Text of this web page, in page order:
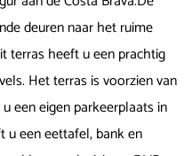
deuren naar het ruime
terras heeft u een prachtig
Het terras is voorzien van
een eigen parkeerplaats in
u een eettafel, bank en